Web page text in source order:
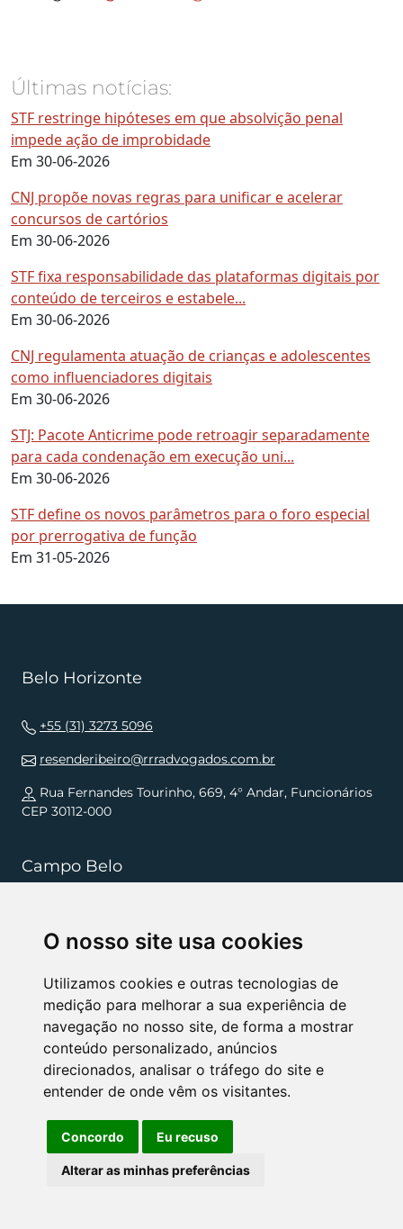
O nosso site usa cookies
Utilizamos cookies e outras tecnologias de
medição para melhorar a sua experiência de
navegação no nosso site, de forma a mostrar
conteúdo personalizado, anúncios
direcionados, analisar o tráfego do site e
entender de onde vêm os visitantes.
Concordo Eu recuso
Alterar as minhas preferências
Últimas notícias:
STF restringe hipóteses em que absolvição penal
impede ação de improbidade
Em 30-06-2026
CNJ propõe novas regras para unificar e acelerar
concursos de cartórios
Em 30-06-2026
STF fixa responsabilidade das plataformas digitais por
conteúdo de terceiros e estabele...
Em 30-06-2026
CNJ regulamenta atuação de crianças e adolescentes
como influenciadores digitais
Em 30-06-2026
STJ: Pacote Anticrime pode retroagir separadamente
para cada condenação em execução uni...
Em 30-06-2026
STF define os novos parâmetros para o foro especial
por prerrogativa de função
Em 31-05-2026
Belo Horizonte
+55 (31) 3273 5096
resenderibeiro@rrradvogados.com.br
Rua Fernandes Tourinho, 669, 4° Andar, Funcionários
CEP 30112-000
Campo Belo
resenderibeiro.cb@rrradvogados.com.br
Rua João Pinheiro, 181, , Centro CEP 37270-000
NÓS APOIAMOS